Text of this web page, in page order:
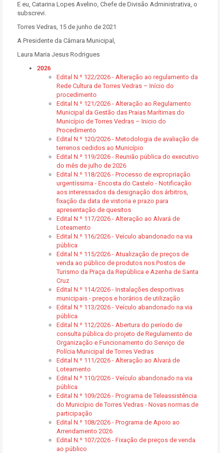
E eu, Catarina Lopes Avelino, Chefe de Divisão Administrativa, o
subscrevi.
Torres Vedras, 15 de junho de 2021
A Presidente da Câmara Municipal,
Laura Maria Jesus Rodrigues
2026
Edital N.º 122/2026 - Alteração ao regulamento da
Rede Cultura de Torres Vedras – Início do
procedimento
Edital N.º 121/2026 - Alteração ao Regulamento
Municipal da Gestão das Praias Marítimas do
Município de Torres Vedras – Inicio do
Procedimento
Edital N.º 120/2026 - Metodologia de avaliação de
terrenos cedidos ao Município
Edital N.º 119/2026 - Reunião pública do executivo
do mês de julho de 2026
Edital N.º 118/2026 - Processo de expropriação
urgentíssima - Encosta do Castelo - Notificação
aos interessados da designação dos árbitros,
fixação da data de vistoria e prazo para
apresentação de quesitos
Edital N.º 117/2026 - Alteração ao Alvará de
Loteamento
Edital N.º 116/2026 - Veículo abandonado na via
pública
Edital N.º 115/2026 - Atualização de preços de
venda ao público de produtos nos Postos de
Turismo da Praça da República e Azenha de Santa
Cruz
Edital N.º 114/2026 - Instalações desportivas
municipais - preços e horários de utilização
Edital N.º 113/2026 - Veículo abandonado na via
pública
Edital N.º 112/2026 - Abertura do período de
consulta pública do projeto de Regulamento de
Organização e Funcionamento do Serviço de
Polícia Municipal de Torres Vedras
Edital N.º 111/2026 - Alteração ao Alvará de
Loteamento
Edital N.º 110/2026 - Veículo abandonado na via
pública
Edital N.º 109/2026 - Programa de Teleassistência
do Município de Torres Vedras - Novas normas de
participação
Edital N.º 108/2026 - Programa de Apoio ao
Arrendamento 2026
Edital N.º 107/2026 - Fixação de preços de venda
ao público